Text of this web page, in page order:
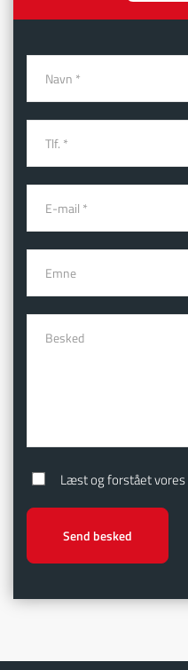
Læst og forstået vores